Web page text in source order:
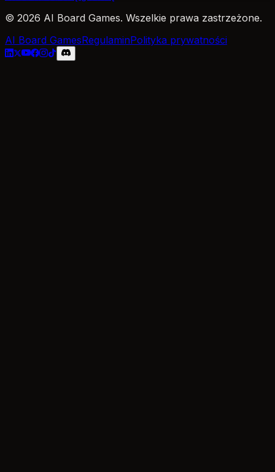
© 2026 AI Board Games. Wszelkie prawa zastrzeżone.
AI Board GamesRegulaminPolityka prywatności